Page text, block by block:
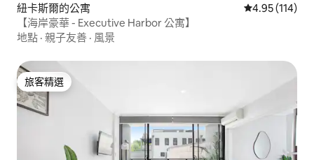
紐卡斯爾的公寓 從 114 則評價
4.95 (114)
【海岸豪華 - Executive Harbor 公寓】
地點 · 親子友善 · 風景
旅客精選
旅客精選